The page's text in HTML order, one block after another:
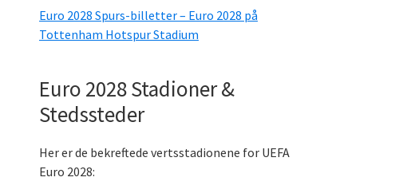
Euro 2028 Spurs-billetter – Euro 2028 på
Tottenham Hotspur Stadium
Euro 2028 Stadioner &
Stedssteder
Her er de bekreftede vertsstadionene for UEFA
Euro 2028: